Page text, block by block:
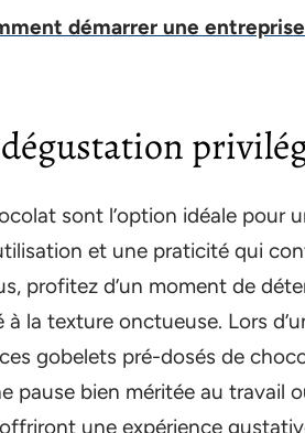
démarrer une
sont l’option idéale pour
et une praticité qui
profitez d’un moment de
la texture onctueuse. Lors
gobelets pré-dosés de
pause bien méritée au travail
une expérience